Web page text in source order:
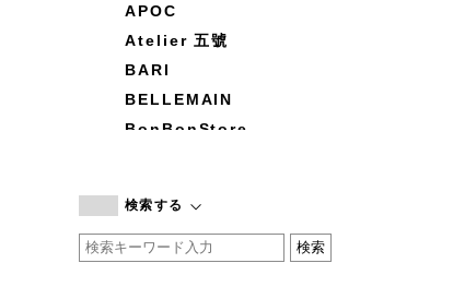
APOC
Atelier 五號
BARI
BELLEMAIN
BonBonStore
by basics
CATWORTH
検索する